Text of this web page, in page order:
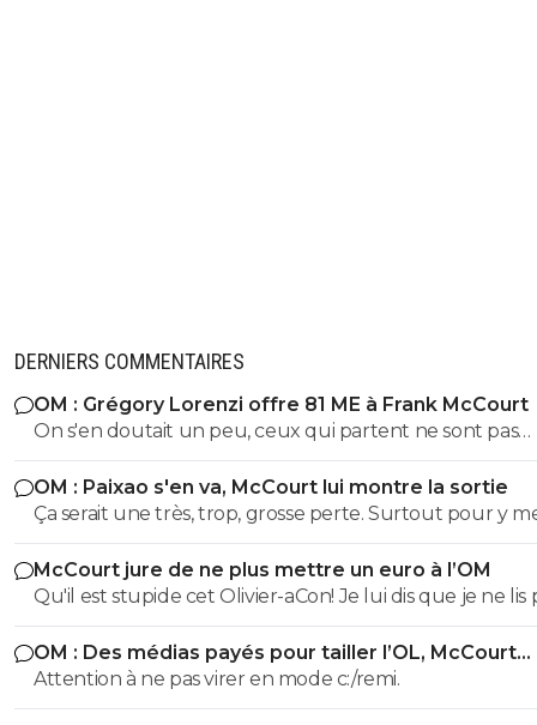
DERNIERS COMMENTAIRES
OM : Grégory Lorenzi offre 81 ME à Frank McCourt
On s'en doutait un peu, ceux qui partent ne sont pas
nécessairement ceux qu'on aimerait voir partir. Et pour
cause... Après chaque cas est particulier mais quitte à
autant brader des Kondogbia, Harit, Moumbagna et
Gomes, et dans une moindre mesure ceux qui
comme Hojbjerg.
OM : Paixao s'en va, McCourt lui montre la sortie
Ça serait une très, trop, grosse perte. Surtout pour y
Gouiri, que j'aime pourtant bien. Mais à choisir, aucune
hésitation, c'est Paixao tous les jours.
McCourt jure de ne plus mettre un euro à l’OM
Qu'il est stupide cet Olivier-aCon! Je lui dis que je ne lis
ses commentaires puérils avec des émojis et il
me répondre avec ses petites images de gogol. Ça
bien ce que je dis, on voit tout de suite qu'on a affaire à
teubé.^^
OM : Des médias payés pour tailler l’OL, McCourt
accusé
Attention à ne pas virer en mode c:/remi.